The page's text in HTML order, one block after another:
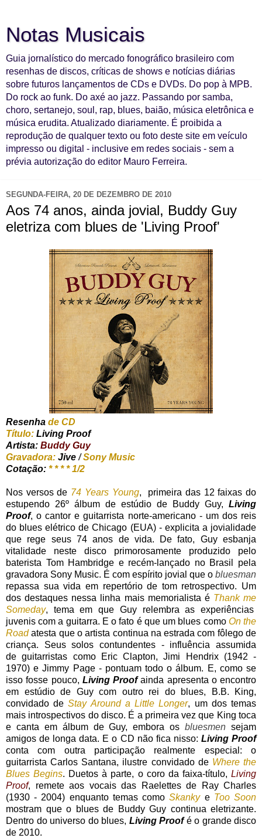
Notas Musicais
Guia jornalístico do mercado fonográfico brasileiro com
resenhas de discos, críticas de shows e notícias diárias
sobre futuros lançamentos de CDs e DVDs. Do pop à MPB.
Do rock ao funk. Do axé ao jazz. Passando por samba,
choro, sertanejo, soul, rap, blues, baião, música eletrônica e
música erudita. Atualizado diariamente. É proibida a
reprodução de qualquer texto ou foto deste site em veículo
impresso ou digital - inclusive em redes sociais - sem a
prévia autorização do editor Mauro Ferreira.
SEGUNDA-FEIRA, 20 DE DEZEMBRO DE 2010
Aos 74 anos, ainda jovial, Buddy Guy
eletriza com blues de 'Living Proof'
Resenha de CD
Título: Living Proof
Artista: Buddy Guy
Gravadora: Jive / Sony Music
Cotação: * * * * 1/2
Nos versos de 74 Years Young, primeira das 12 faixas do
estupendo 26º álbum de estúdio de Buddy Guy, Living
Proof, o cantor e guitarrista norte-americano - um dos reis
do blues elétrico de Chicago (EUA) - explicita a jovialidade
que rege seus 74 anos de vida. De fato, Guy esbanja
vitalidade neste disco primorosamente produzido pelo
baterista Tom Hambridge e recém-lançado no Brasil pela
gravadora Sony Music. É com espírito jovial que o bluesman
repassa sua vida em repertório de tom retrospectivo. Um
dos destaques nessa linha mais memorialista é Thank me
Someday, tema em que Guy relembra as experiências
juvenis com a guitarra. E o fato é que um blues como On the
Roadatesta que o artista continua na estrada com fôlego de
criança. Seus solos contundentes - influência assumida
de guitarristas como Eric Clapton, Jimi Hendrix (1942 -
1970) e Jimmy Page - pontuam todo o álbum. E, como se
isso fosse pouco, Living Proofainda apresenta o encontro
em estúdio de Guy com outro rei do blues, B.B. King,
convidado deStay Around a Little Longer, um dos temas
mais introspectivos do disco. É a primeira vez que King toca
e canta em álbum de Guy, embora osbluesmen sejam
amigos de longa data. E o CD não fica nisso: Living Proof
conta com outra participação realmente especial: o
guitarrista Carlos Santana, ilustre convidado de Where the
Blues Begins. Duetos à parte, o coro da faixa-título,Living
Proof, remete aos vocais das Raelettes de Ray Charles
(1930 - 2004) enquanto temas comoSkanky e Too Soon
mostram que o blues de Buddy Guy continua eletrizante.
Dentro do universo do blues, Living Proofé o grande disco
de 2010.